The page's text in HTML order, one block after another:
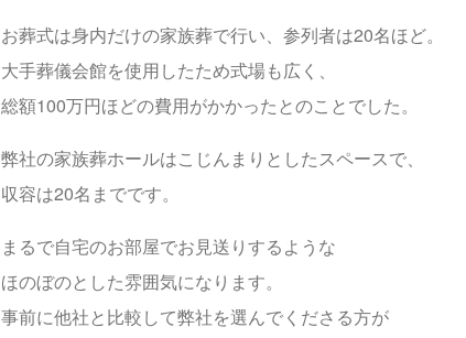
お葬式は身内だけの家族葬で行い、参列者は20名ほど。
大手葬儀会館を使用したため式場も広く、
総額100万円ほどの費用がかかったとのことでした。
弊社の家族葬ホールはこじんまりとしたスペースで、
収容は20名までです。
まるで自宅のお部屋でお見送りするような
ほのぼのとした雰囲気になります。
事前に他社と比較して弊社を選んでくださる方が